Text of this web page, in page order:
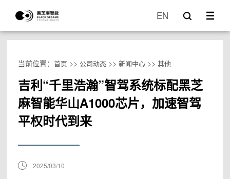
EN
当前位置： 首页 >> 公司动态>> 新闻中心>> 其他
吉利“千里浩瀚”智驾系统标配黑芝
麻智能华山A1000芯片，加速智驾
平权时代到来
2025/03/10